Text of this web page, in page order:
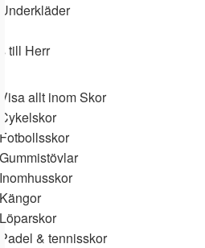
Underkläder
till Herr
Visa allt inom Skor
Cykelskor
Fotbollsskor
Gummistövlar
Inomhusskor
Kängor
Löparskor
Padel & tennisskor